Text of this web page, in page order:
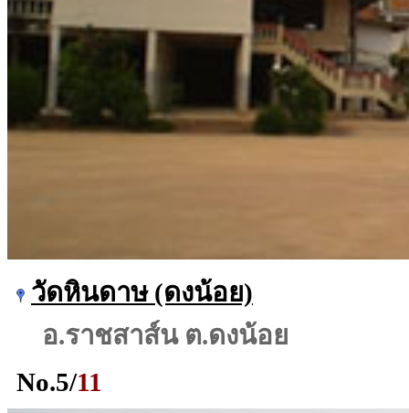
วัดหินดาษ (ดงน้อย)
อ.ราชสาส์น ต.ดงน้อย
No.5/11